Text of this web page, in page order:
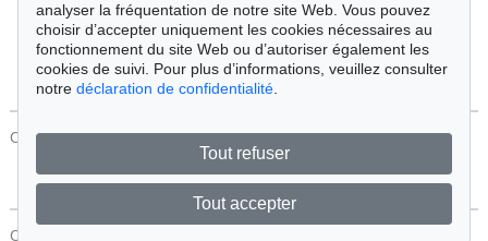
Chercher
CONTACT Protection Des Données
CONTACT
analyser la fréquentation de notre site Web. Vous pouvez
choisir d’accepter uniquement les cookies nécessaires au
fonctionnement du site Web ou d’autoriser également les
cookies de suivi. Pour plus d’informations, veuillez consulter
notre déclaration de confidentialité
Tout refuser
Tout accepter